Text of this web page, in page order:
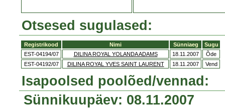
Otsesed sugulased:
Registrikood Nimi Sünniaeg
Sugu
EST-04194/07
DILINA ROYAL YOLANDA ADAMS 18.11.2007
Õde
EST-04192/07
DILINA ROYAL YVES SAINT LAURENT 18.11.2007 Vend
Isapoolsed poolõed/vennad:
Sünnikuupäev: 08.11.2007